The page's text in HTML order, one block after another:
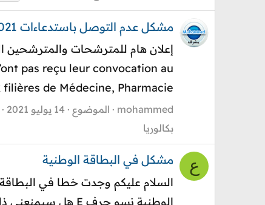
مشكل عدم التوصل باستدعاءات Problème convocation FMP FMD 2021
pas reçu leur convocation au
de Médecine, Pharmacie...
mohammed الموضوع 14 يوليو 2021
بكالوريا
ع مشكل في البطاقة الوطنية
الوطنية نسو حرف E هل سيمنعني ذلك من اجتياز الامتحان الوطني ؟